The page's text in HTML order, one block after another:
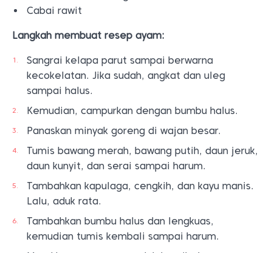
Cabai rawit
Langkah membuat resep ayam:
Sangrai kelapa parut sampai berwarna
kecokelatan. Jika sudah, angkat dan uleg
sampai halus.
Kemudian, campurkan dengan bumbu halus.
Panaskan minyak goreng di wajan besar.
Tumis bawang merah, bawang putih, daun jeruk,
daun kunyit, dan serai sampai harum.
Tambahkan kapulaga, cengkih, dan kayu manis.
Lalu, aduk rata.
Tambahkan bumbu halus dan lengkuas,
kemudian tumis kembali sampai harum.